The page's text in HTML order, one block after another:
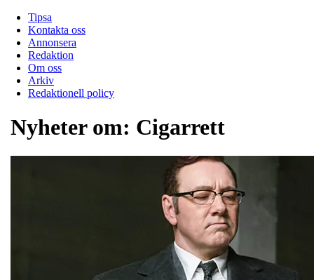
Tipsa
Kontakta oss
Annonsera
Redaktion
Om oss
Arkiv
Redaktionell policy
Nyheter om: Cigarrett